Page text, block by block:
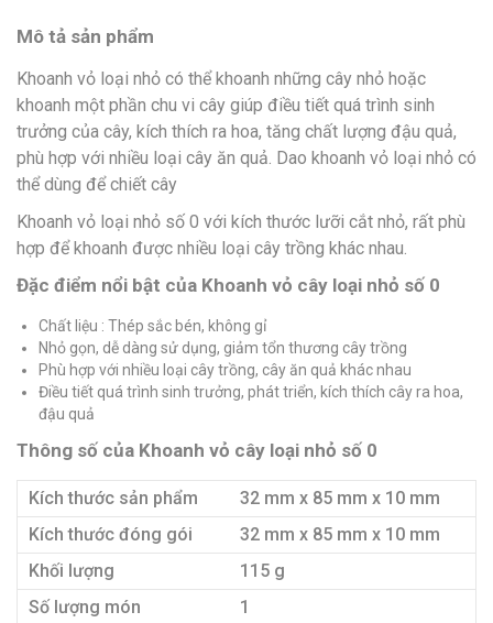
Mô tả sản phẩm
Khoanh vỏ loại nhỏ có thể khoanh những cây nhỏ hoặc
khoanh một phần chu vi cây giúp điều tiết quá trình sinh
trưởng của cây, kích thích ra hoa, tăng chất lượng đậu quả,
phù hợp với nhiều loại cây ăn quả. Dao khoanh vỏ loại nhỏ có
thể dùng để chiết cây
Khoanh vỏ loại nhỏ số 0 với kích thước lưỡi cắt nhỏ, rất phù
hợp để khoanh được nhiều loại cây trồng khác nhau.
Đặc điểm nổi bật của Khoanh vỏ cây loại nhỏ số 0
Chất liệu : Thép sắc bén, không gỉ
Nhỏ gọn, dễ dàng sử dụng, giảm tổn thương cây trồng
Phù hợp với nhiều loại cây trồng, cây ăn quả khác nhau
Điều tiết quá trình sinh trưởng, phát triển, kích thích cây ra hoa,
đậu quả
Thông số của Khoanh vỏ cây loại nhỏ số 0
Kích thước sản phẩm
32 mm x 85 mm x 10 mm
Kích thước đóng gói
32 mm x 85 mm x 10 mm
Khối lượng
115 g
Số lượng món
1